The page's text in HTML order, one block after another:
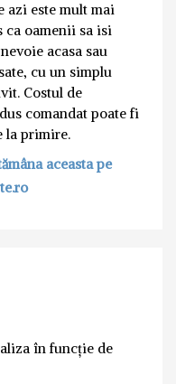
azi este mult mai
ca oamenii sa isi
acasa sau
cu un simplu
Costul de
comandat poate fi
la primire.
aceasta pe
în funcție de